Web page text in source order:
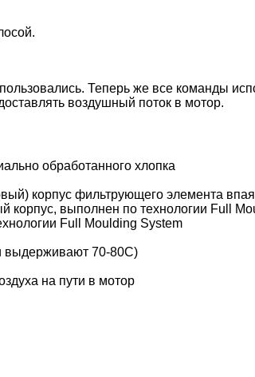
Теперь же все команды
воздушный поток в мотор.
обработанного хлопка
корпус фильтрующего элемента
корпус, выполнен по технологии Full
Full Moulding System
выдерживают 70-80С)
на пути в мотор